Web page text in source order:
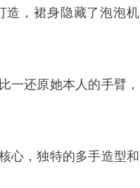
造，裙身隐藏了泡泡机
一还原她本人的手臂，
心，独特的多手造型和